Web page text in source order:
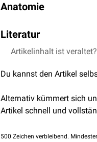
Anatomie
aus dem Segment
Nach seinem Abgang aus
Von den kurzen
der mittlere der drei
Literatur
Nickel, Richard,
Künzel, Wolfgang.
Artikelinhalt ist veraltet?
Du kannst den Artikel
Alternativ kümmert sich
Artikel schnell und
500 Zeichen verbleibend.